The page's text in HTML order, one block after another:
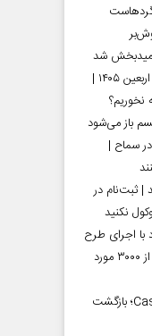
شد
توصیه‌های تغذیه‌ای برای زائران اربعین ۱۴۰۵ |
نخوریم؟
سماح |
۱۴۰۵ بخوانند | ثبت‌نام در
نکنید
با اجرای طرح
«پرستار پیگیر» | شناسایی بیش از ۳۰۰۰ مورد
Castlevania: Belmont’s Curse؛ بازگشت